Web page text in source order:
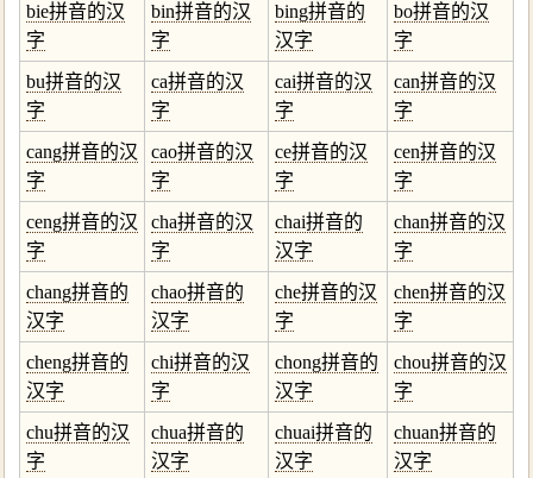
bie拼音的汉
字
bin拼音的汉
字
bing拼音的
汉字
bo拼音的汉
字
bu拼音的汉
字
ca拼音的汉
字
cai拼音的汉
字
can拼音的汉
字
cang拼音的汉
字
cao拼音的汉
字
ce拼音的汉
字
cen拼音的汉
字
ceng拼音的汉
字
cha拼音的汉
字
chai拼音的
汉字
chan拼音的汉
字
chang拼音的
汉字
chao拼音的
汉字
che拼音的汉
字
chen拼音的汉
字
cheng拼音的
汉字
chi拼音的汉
字
chong拼音的
汉字
chou拼音的汉
字
chu拼音的汉
字
chua拼音的
汉字
chuai拼音的
汉字
chuan拼音的
汉字